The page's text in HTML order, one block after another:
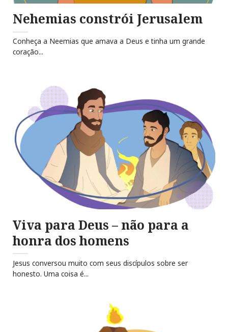
Nehemias constrói Jerusalem
Conheça a Neemias que amava a Deus e tinha um grande
coração...
Viva para Deus – não para a
honra dos homens
Jesus conversou muito com seus discípulos sobre ser
honesto. Uma coisa é...